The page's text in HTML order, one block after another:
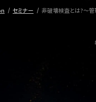
セミナー 非破壊検査とは?～管